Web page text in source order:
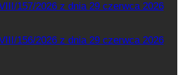
157/2026 z dnia 29 czerwca 2026
156/2026 z dnia 29 czerwca 2026